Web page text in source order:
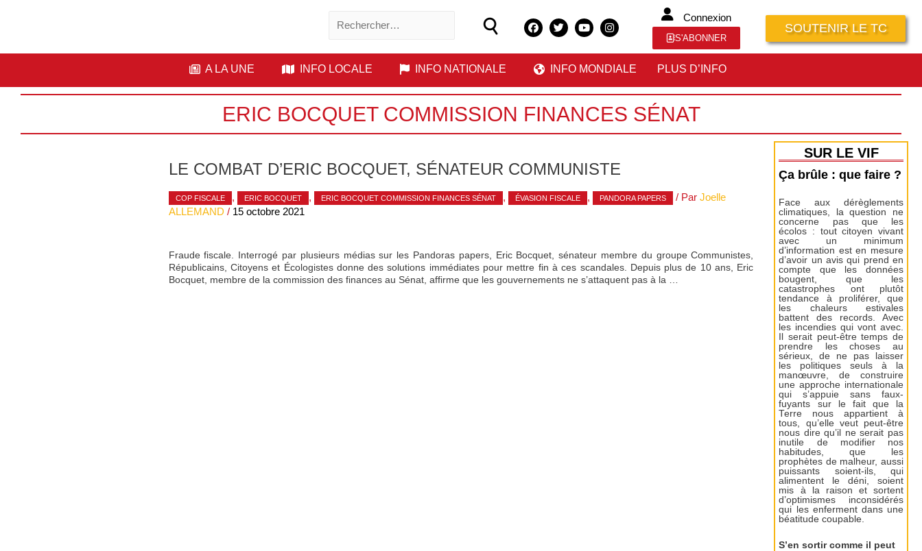
Connexion
S'ABONNER
SOUTENIR LE TC
A LA UNE INFO LOCALE INFO NATIONALE INFO MONDIALE PLUS D’INFO
ERIC BOCQUET COMMISSION FINANCES SÉNAT
LE COMBAT D’ERIC BOCQUET, SÉNATEUR COMMUNISTE
COP FISCALE , ERIC BOCQUET , ERIC BOCQUET COMMISSION FINANCES SÉNAT , ÉVASION FISCALE , PANDORA PAPERS / Par Joelle
ALLEMAND / 15 octobre 2021
Fraude fiscale. Interrogé par plusieurs médias sur les Pandoras papers, Eric Bocquet, sénateur membre du groupe Communistes,
Républicains, Citoyens et Écologistes donne des solutions immédiates pour mettre fin à ces scandales. Depuis plus de 10 ans, Eric
Bocquet, membre de la commission des finances au Sénat, affirme que les gouvernements ne s’attaquent pas à la …
SUR LE VIF
Ça brûle : que faire ?
Face aux dérèglements
climatiques, la question ne
concerne pas que les
écolos : tout citoyen vivant
avec un minimum
d’information est en mesure
d’avoir un avis qui prend en
compte que les données
bougent, que les
catastrophes ont plutôt
tendance à proliférer, que
les chaleurs estivales
battent des records. Avec
les incendies qui vont avec.
Il serait peut-être temps de
prendre les choses au
sérieux, de ne pas laisser
les politiques seuls à la
manœuvre, de construire
une approche internationale
qui s’appuie sans faux-
fuyants sur le fait que la
Terre nous appartient à
tous, qu’elle veut peut-être
nous dire qu’il ne serait pas
inutile de modifier nos
habitudes, que les
prophètes de malheur, aussi
puissants soient-ils, qui
alimentent le déni, soient
mis à la raison et sortent
d’optimismes inconsidérés
qui les enferment dans une
béatitude coupable.
S’en sortir comme il peut